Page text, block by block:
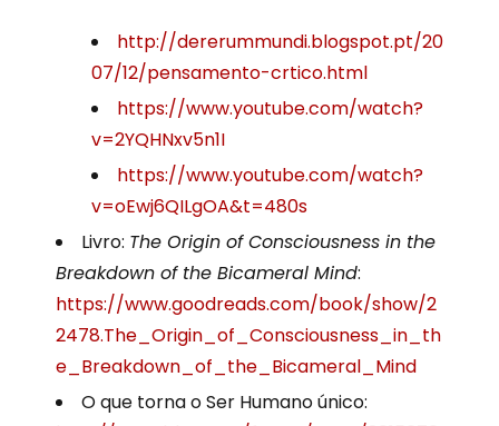
http://dererummundi.blogspot.pt/20
07/12/pensamento-crtico.html
https://www.youtube.com/watch?
v=2YQHNxv5n1I
https://www.youtube.com/watch?
v=oEwj6QILgOA&t=480s
Livro: The Origin of Consciousness in the
Breakdown of the Bicameral Mind:
https://www.goodreads.com/book/show/2
2478.The_Origin_of_Consciousness_in_th
e_Breakdown_of_the_Bicameral_Mind
O que torna o Ser Humano único: